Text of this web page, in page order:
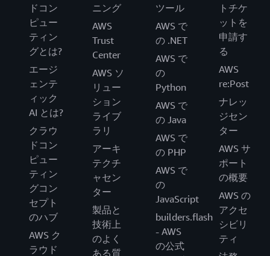
ドコン
ピュー
ティン
グとは?
エージ
ェンテ
ィック
AI とは?
クラウ
ドコン
ピュー
ティン
グコン
セプト
のハブ
AWS ク
ラウド
ニング
AWS
Trust
Center
AWS ソ
リュー
ション
ライブ
ラリ
アーキ
テクチ
ャセン
ター
製品と
技術上
のよく
ある質
ツール
AWS で
の .NET
AWS で
の
Python
AWS で
の Java
AWS で
の PHP
AWS で
の
JavaScript
builders.flash
- AWS
の公式
トチケ
ットを
申請す
る
AWS
re:Post
ナレッ
ジセン
ター
AWS サ
ポート
の概要
AWS の
アクセ
シビリ
ティ